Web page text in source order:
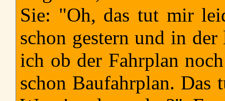
Sie: "Oh, das tut mir
schon gestern und in
ich ob der Fahrplan
schon Baufahrplan.